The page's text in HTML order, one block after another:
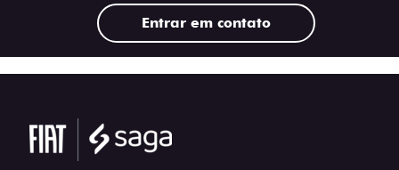
Entrar em contato